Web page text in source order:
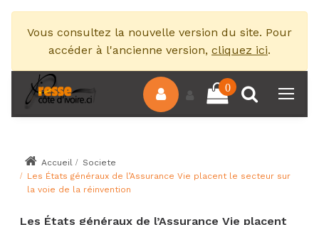
Vous consultez la nouvelle version du site. Pour
accéder à l'ancienne version, cliquez ici.
0
Accueil
Societe
Les États généraux de l’Assurance Vie placent le secteur sur
la voie de la réinvention
Les États généraux de l’Assurance Vie placent